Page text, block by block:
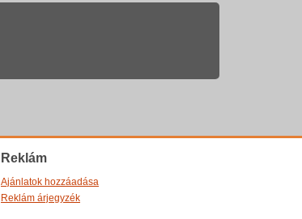
Reklám
Ajánlatok hozzáadása
Reklám árjegyzék